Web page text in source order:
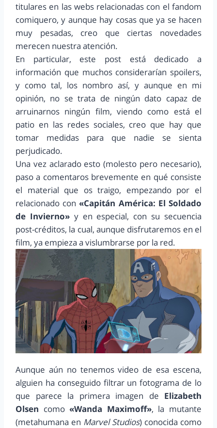
titulares en las webs relacionadas con el fandom
comiquero, y aunque hay cosas que ya se hacen
muy pesadas, creo que ciertas novedades
merecen nuestra atención.
En particular, este post está dedicado a
información que muchos considerarían spoilers,
y como tal, los nombro así, y aunque en mi
opinión, no se trata de ningún dato capaz de
arruinarnos ningún film, viendo como está el
patio en las redes sociales, creo que hay que
tomar medidas para que nadie se sienta
perjudicado.
Una vez aclarado esto (molesto pero necesario),
paso a comentaros brevemente en qué consiste
el material que os traigo, empezando por el
relacionado con «Capitán América: El Soldado
de Invierno» y en especial, con su secuencia
post-créditos, la cual, aunque disfrutaremos en el
film, ya empieza a vislumbrarse por la red.
Aunque aún no tenemos video de esa escena,
alguien ha conseguido filtrar un fotograma de lo
que parece la primera imagen de Elizabeth
Olsen como«Wanda Maximoff», la mutante
(metahumana en Marvel Studios) conocida como